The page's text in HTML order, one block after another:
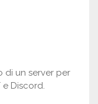
di un server per
Discord.